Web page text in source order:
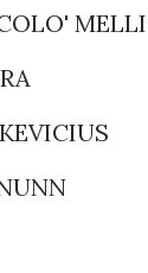
MELLI